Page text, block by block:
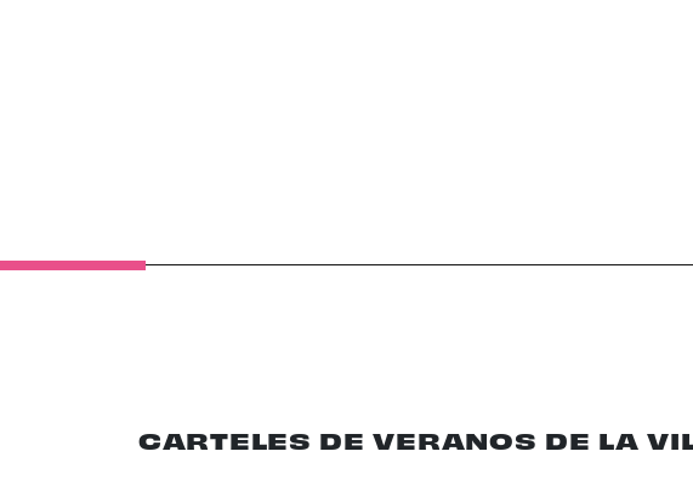
CARTELES DE VERANOS DE LA